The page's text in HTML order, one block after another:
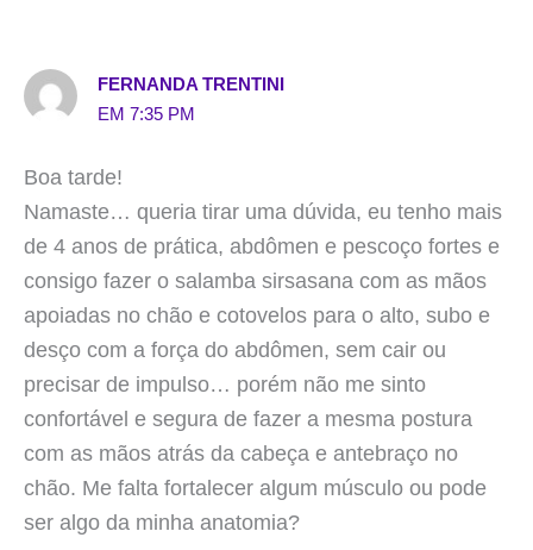
FERNANDA TRENTINI
EM 7:35 PM
Boa tarde!
Namaste… queria tirar uma dúvida, eu tenho mais
de 4 anos de prática, abdômen e pescoço fortes e
consigo fazer o salamba sirsasana com as mãos
apoiadas no chão e cotovelos para o alto, subo e
desço com a força do abdômen, sem cair ou
precisar de impulso… porém não me sinto
confortável e segura de fazer a mesma postura
com as mãos atrás da cabeça e antebraço no
chão. Me falta fortalecer algum músculo ou pode
ser algo da minha anatomia?